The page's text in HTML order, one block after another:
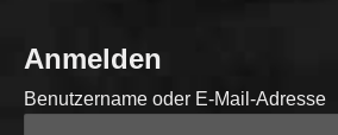
Anmelden
Benutzername oder E-Mail-Adresse